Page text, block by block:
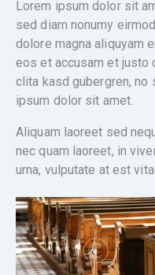
Lorem ipsum dolor sit
sed diam nonumy
dolore magna aliquyam
eos et accusam et justo
clita kasd gubergren, no
ipsum dolor sit amet.
Aliquam laoreet sed
nec quam laoreet, in
urna, vulputate at est